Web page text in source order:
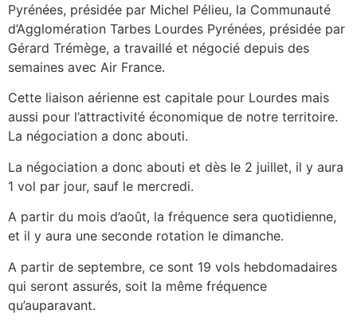
Pyrénées, présidée par Michel Pélieu, la Communauté
d’Agglomération Tarbes Lourdes Pyrénées, présidée par
Gérard Trémège, a travaillé et négocié depuis des
semaines avec Air France.
Cette liaison aérienne est capitale pour Lourdes mais
aussi pour l’attractivité économique de notre territoire.
La négociation a donc abouti.
La négociation a donc abouti et dès le 2 juillet, il y aura
1 vol par jour, sauf le mercredi.
A partir du mois d’août, la fréquence sera quotidienne,
et il y aura une seconde rotation le dimanche.
A partir de septembre, ce sont 19 vols hebdomadaires
qui seront assurés, soit la même fréquence
qu’auparavant.